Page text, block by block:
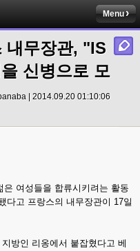
Menu
내무장관, "IS
신병으로 모
| 2014.09.20 01:10:06
여성들을 합류시키려는 활동
다고 프랑스의 내무장관이 17일
방인 리옹에서 붙잡혔다고 베